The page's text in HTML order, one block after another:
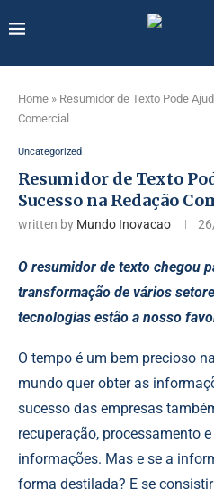
Home » Resumidor de Texto Pode
Comercial
Uncategorized
Resumidor de Texto
Sucesso na Redação
written by Mundo Inovacao
O resumidor de texto chegou
transformação de vários
tecnologias estão a nosso
O tempo é um bem precioso
mundo quer obter as
sucesso das empresas
recuperação, processamento
informações. Mas e se a
forma destilada? E se